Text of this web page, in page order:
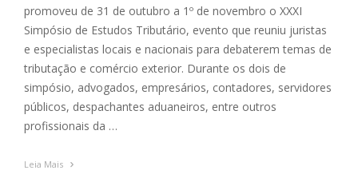
promoveu de 31 de outubro a 1º de novembro o XXXI
Simpósio de Estudos Tributário, evento que reuniu juristas
e especialistas locais e nacionais para debaterem temas de
tributação e comércio exterior. Durante os dois de
simpósio, advogados, empresários, contadores, servidores
públicos, despachantes aduaneiros, entre outros
profissionais da …
Leia Mais